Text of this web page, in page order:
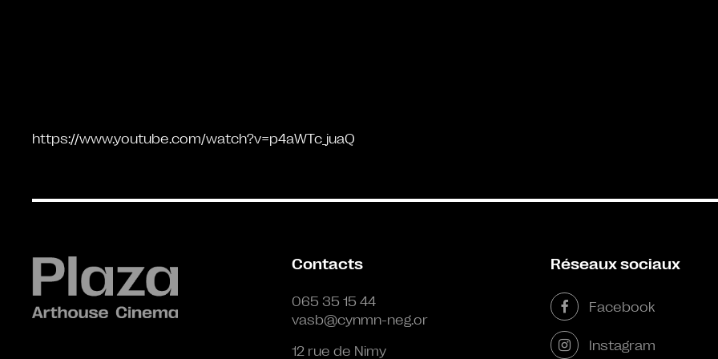
https://www.youtube.com/watch?v=p4aWTc_juaQ
Contacts
065 35 15 44
vasb@cynmn-neg.or
12 rue de Nimy
Réseaux sociaux
Facebook
Instagram